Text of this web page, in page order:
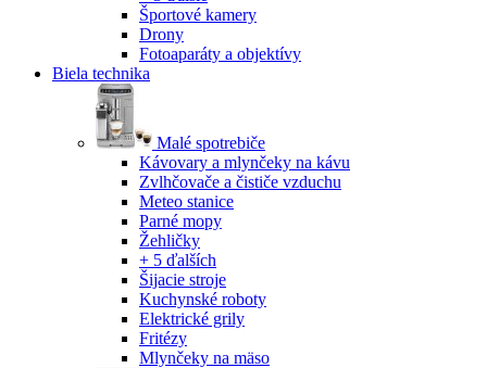
Športové kamery
Drony
Fotoaparáty a objektívy
Biela technika
Malé spotrebiče
Kávovary a mlynčeky na kávu
Zvlhčovače a čističe vzduchu
Meteo stanice
Parné mopy
Žehličky
+ 5 ďalších
Šijacie stroje
Kuchynské roboty
Elektrické grily
Fritézy
Mlynčeky na mäso